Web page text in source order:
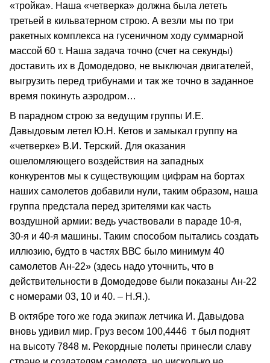
«тройка». Наша «четверка» должна была лететь
третьей в кильватерном строю. А везли мы по три
ракетных комплекса на гусеничном ходу суммарной
массой 60 т. Наша задача точно (счет на секунды)
доставить их в Домодедово, не выключая двигателей,
выгрузить перед трибунами и так же точно в заданное
время покинуть аэродром…
В парадном строю за ведущим группы И.Е.
Давыдовым летел Ю.Н. Кетов и замыкал группу на
«четверке» В.И. Терский. Для оказания
ошеломляющего воздействия на западных
конкурентов мы к существующим цифрам на бортах
наших самолетов добавили нули, таким образом, наша
группа предстала перед зрителями как часть
воздушной армии: ведь участвовали в параде 10‑я,
30‑я и 40‑я машины. Таким способом пытались создать
иллюзию, будто в частях ВВС было минимум 40
самолетов Ан‑22» (здесь надо уточнить, что в
действительности в Домодедове были показаны Ан‑22
с номерами 03, 10 и 40. – Н.Я.).
В октябре того же года экипаж летчика И. Давыдова
вновь удивил мир. Груз весом 100,4446 т был поднят
на высоту 7848 м. Рекордные полеты принесли славу